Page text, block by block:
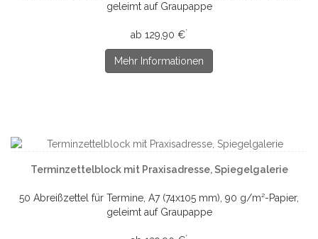
geleimt auf Graupappe
ab 129,90 €*
Mehr Informationen
Terminzettelblock mit Praxisadresse, Spiegelgalerie
50 Abreißzettel für Termine, A7 (74x105 mm), 90 g/m²-Papier,
geleimt auf Graupappe